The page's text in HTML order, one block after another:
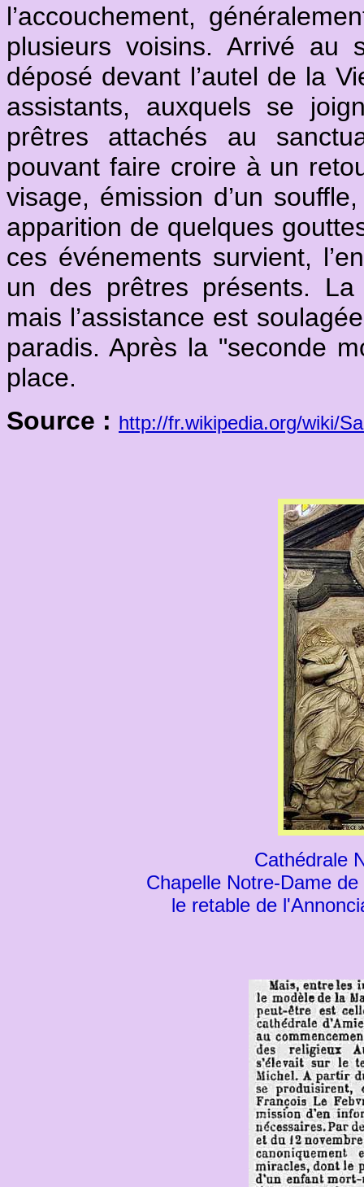
l’accouchement,
plusieurs voisins. Arrivé au
déposé devant l’autel de la
assistants, auxquels se
prêtres attachés au
pouvant faire croire à un
visage, émission d’un
apparition de quelques
ces événements survient,
un des prêtres présents.
mais l’assistance est
paradis. Après la "seconde
place.
Source : http://fr.wikipedia.org/wiki/
Cathédrale
Chapelle Notre-Dame
le retable de